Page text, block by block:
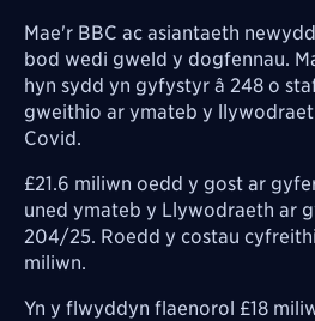
Mae'r BBC ac asiantaeth
bod wedi gweld y dogfennau.
hyn sydd yn gyfystyr â 248 o
gweithio ar ymateb y
Covid.
£21.6 miliwn oedd y gost ar
uned ymateb y Llywodraeth ar
204/25. Roedd y costau
miliwn.
Yn y flwyddyn flaenorol £18